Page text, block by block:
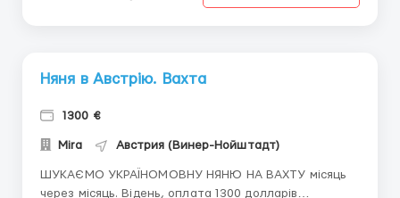
Няня в Австрію. Вахта
1300 €
Mira Австрия (Винер-Нойштадт)
ШУКАЄМО УКРАЇНОМОВНУ НЯНЮ НА ВАХТУ місяць
через місяць. Відень, оплата 1300 долларів